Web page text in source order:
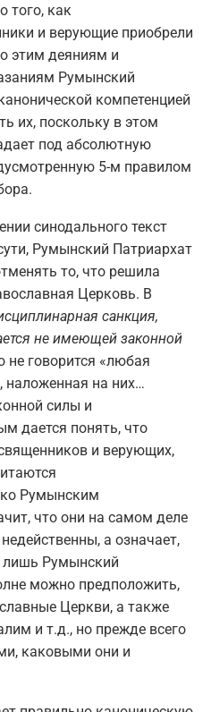
того, как
и верующие приобрели
этим деяниям и
Румынский
компетенцией
их, поскольку в этом
под абсолютную
5-м правилом
синодального текст
Румынский Патриархат
то, что решила
Церковь. В
санкция,
не имеющей законной
не говорится «любая
наложенная на них…
силы и
дается понять, что
и верующих,
Румынским
что они на самом деле
а означает,
лишь Румынский
можно предположить,
Церкви, а также
и т.д., но прежде всего
каковыми они и